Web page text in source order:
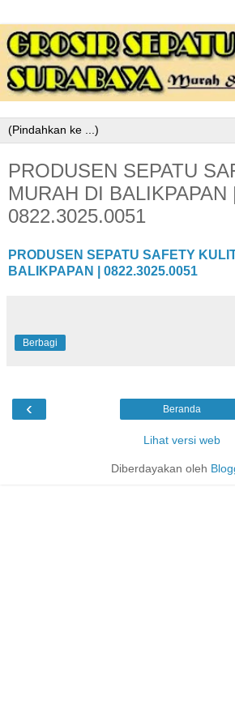
PRODUSEN SEPATU
MURAH DI BALIKPAPAN |
0822.3025.0051
PRODUSEN SEPATU SAFETY
BALIKPAPAN | 0822.3025.0051
Berbagi
‹ Beranda
Lihat versi web
Diberdayakan oleh